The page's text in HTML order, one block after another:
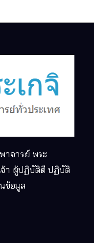
าจารย์ พระ
จ้า ผู้ปฏิบัติดี ปฏิบัติ
ข้อมูล